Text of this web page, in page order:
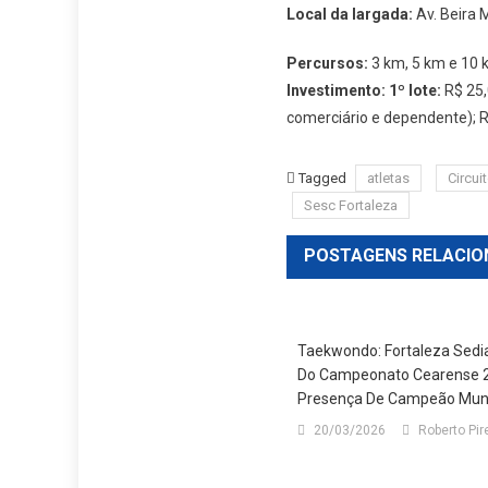
Local da largada: Av. Beira
Percursos: 3 km, 5 km e 10
Investimento: 1º lote: R$
comerciário e dependente);
Tagged atletas
Sesc Fortaleza
POSTAGENS
Taekwondo: Fortaleza
Do Campeonato Cearense
Presença De Campeão
20/03/2026 Roberto